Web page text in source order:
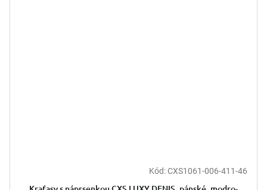
Kód:CXS1061-006-411-46